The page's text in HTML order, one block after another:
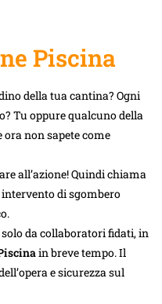
Piscina
della tua cantina? Ogni
Tu oppure qualcuno della
non sapete come
all’azione! Quindi chiama
di sgombero
da collaboratori fidati, in
in breve tempo. Il
e sicurezza sul